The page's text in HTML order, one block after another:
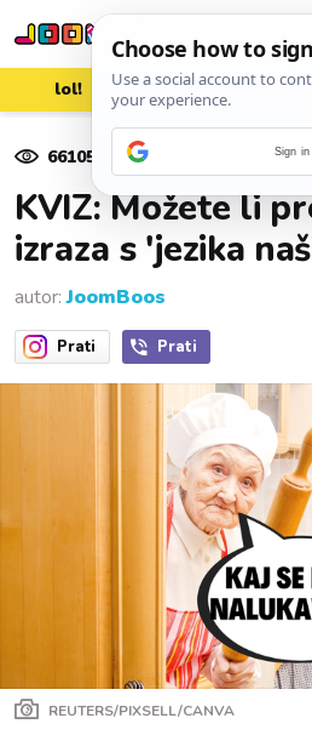
lol! aww
66105 pregleda
KVIZ: Možete li
izraza s 'jezika
autor:JoomBoos
Prati Prati
REUTERS/PIXSELL/CANVA
Sign